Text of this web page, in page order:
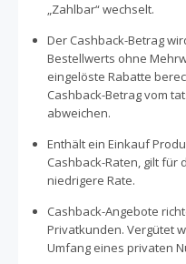
„Zahlbar“ wechselt.
Der Cashback-Betrag
Bestellwerts ohne
eingelöste Rabatte
Cashback-Betrag vom
abweichen.
Enthält ein Einkauf
Cashback-Raten, gilt für
niedrigere Rate.
Cashback-Angebote
Privatkunden. Vergütet
Umfang eines privaten